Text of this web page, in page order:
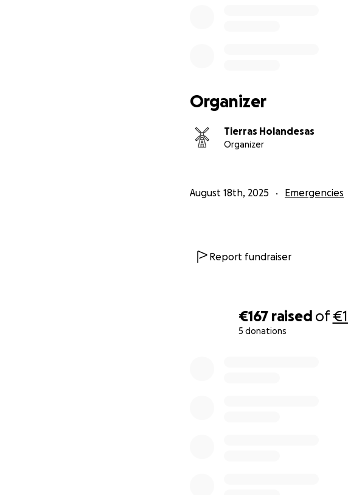
€167 raised of
5 donations
Organizer
Tierras Holandesas
Organizer
August 18th, 2025 Emergencies
Report fundraiser